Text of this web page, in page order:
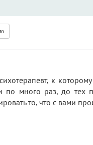
к
по много раз, до тех
то, что с вами